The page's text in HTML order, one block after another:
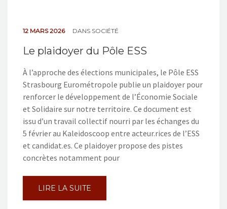
12 MARS 2026 DANS SOCIÉTÉ
Le plaidoyer du Pôle ESS
À l’approche des élections municipales, le Pôle ESS
Strasbourg Eurométropole publie un plaidoyer pour
renforcer le développement de l’Économie Sociale
et Solidaire sur notre territoire. Ce document est
issu d’un travail collectif nourri par les échanges du
5 février au Kaleidoscoop entre acteur.rices de l’ESS
et candidat.es. Ce plaidoyer propose des pistes
concrètes notamment pour
LIRE LA SUITE